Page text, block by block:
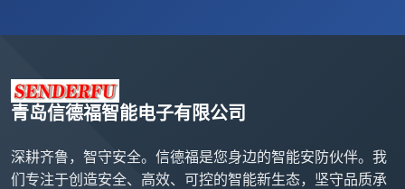
青岛信德福智能电子有限公司
深耕齐鲁，智守安全。信德福是您身边的智能安防伙伴。我
们专注于创造安全、高效、可控的智能新生态，坚守品质承